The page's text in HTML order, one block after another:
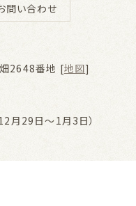
問い合わせ
2648番地 [地図]
月29日～1月3日）